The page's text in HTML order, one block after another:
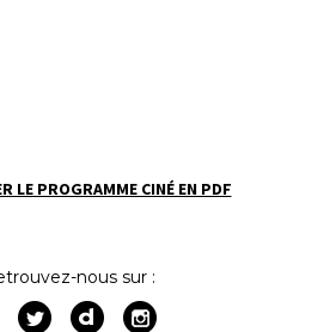
LE PROGRAMME CINÉ EN PDF
nous sur :